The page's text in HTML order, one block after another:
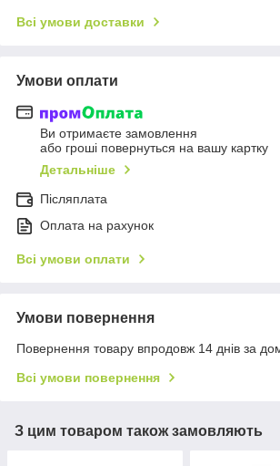
Всі умови доставки
Умови оплати
Ви отримаєте замовлення
або гроші повернуться на вашу картку
Детальніше
Післяплата
Оплата на рахунок
Всі умови оплати
Умови повернення
Повернення товару впродовж 14 днів за
Всі умови повернення
З цим товаром також замовляють